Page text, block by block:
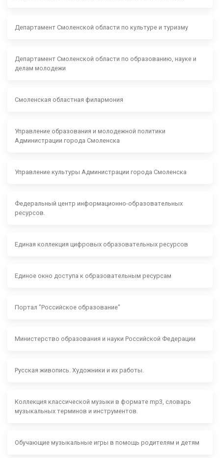
Департамент Смоленской области по культуре и туризму
Департамент Смоленской области по образованию, науке и
делам молодежи
Смоленская областная филармония
Управление образования и молодежной политики
Администрации города Смоленска
Управление культуры Администрации города Смоленска
Федеральный центр информационно-образовательных
ресурсов.
Единая коллекция цифровых образовательных ресурсов
Единое окно доступа к образовательным ресурсам
Портал "Российское образование"
Министерство образования и науки Российской Федерации
Русская живопись. Художники и их работы.
Коллекция классической музыки в формате mp3, словарь
музыкальных терминов и инструментов.
Обучающие музыкальные игры в помощь родителям и детям